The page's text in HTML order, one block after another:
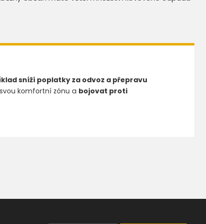
sníží poplatky za odvoz a přepravu
komfortní zónu a bojovat proti